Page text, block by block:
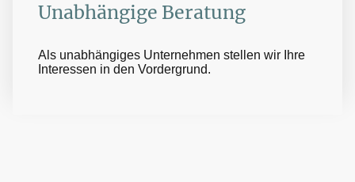
Unabhängige Beratung
Als unabhängiges Unternehmen stellen wir Ihre
Interessen in den Vordergrund.